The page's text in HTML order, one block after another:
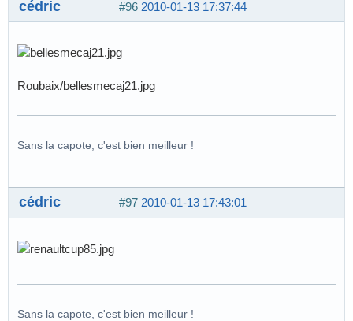
#96 2010-01-13 17:37:44
cédric
Roubaix/bellesmecaj21.jpg
Sans la capote, c'est bien meilleur !
#97 2010-01-13 17:43:01
cédric
Sans la capote, c'est bien meilleur !